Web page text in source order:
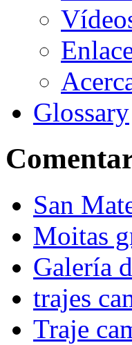
Glossary
San
Moitas
Galería
trajes
Traje